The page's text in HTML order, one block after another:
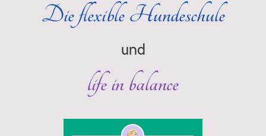
Die flexible Hundeschule
und
life in balance